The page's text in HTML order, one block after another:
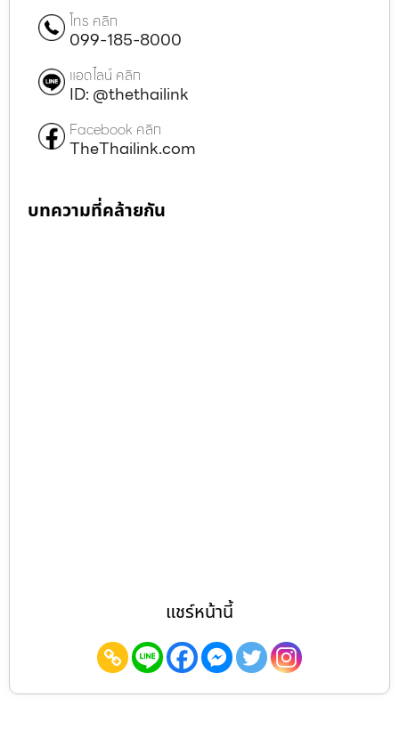
โทร คลิก
099-185-8000
แอดไลน์ คลิก
ID: @thethailink
Facebook คลิก
TheThailink.com
บทความที่คล้ายกัน
แชร์หน้านี้